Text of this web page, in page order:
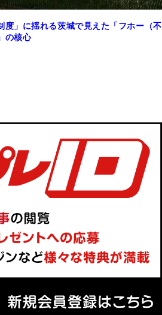
度」に揺れる茨城で見えた「フホー（不
の核心